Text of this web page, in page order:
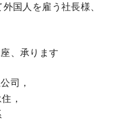
国人を雇う社長様、
、承ります
司，
，